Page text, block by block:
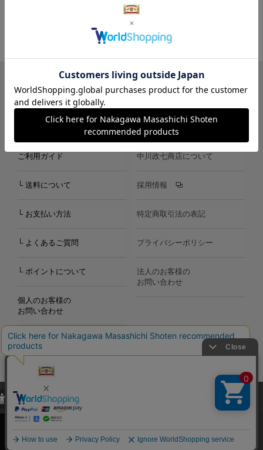
LINE Instagram X Facebook メールマガジン
ご利用ガイド
└ 送料について
└ お支払い方法
└ よくあるご質問
└ ポイントについて
個人のお客様の
お問い合わせ
中川政七商店について
採用情報
特定商取引法の表記
プライバシーポリシー
法人のお客様の
お問い合わせ
Copyright©2000-2026
Nakagawa Masashichi Shoten All Rights Reserved.
当サイトでは、当サイト内における閲覧履歴・属性情報などの取得およ
び利便性向上のためにクッキー（Cookie）を使用いたします。詳細に
関しては「プライバシーポリシー
承諾する